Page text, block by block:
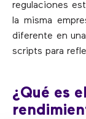
regulaciones
la misma
diferente en
scripts para
¿Qué es